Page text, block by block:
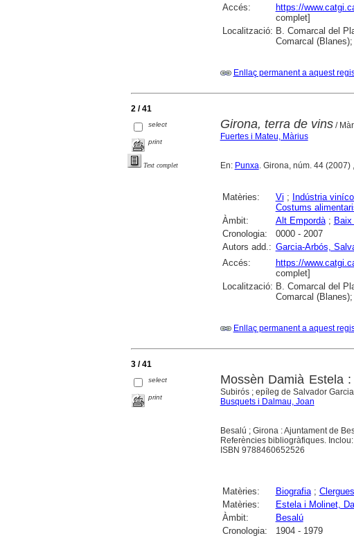
Accés:
https://
complet]
Localització: B. Comarcal del
Comarcal
Enllaç permanent a aquest
2 / 41
select
print
Text complet
Girona, terra de vins/
Fuertes i Mateu, Màrius
En: Punxa. Girona, núm. 44 (2007)
Matèries: Vi ; Indústria
Costums
Àmbit:
Alt Empordà;
Cronologia:
0000 - 2007
Autors add.: Garcia-Arbós,
Accés:
https://
complet]
Localització: B. Comarcal del
Comarcal
Enllaç permanent a aquest
3 / 41
select
print
Mossèn Damià Estela
Subirós ; epíleg de Salvador
Busquets i Dalmau, Joan
Besalú ; Girona : Ajuntament de
Referències bibliogràfiques.
ISBN 9788460652526
Matèries: Biografia; Clergues
Matèries:
Estela i Molinet,
Àmbit:
Besalú
Cronologia:
1904 - 1979